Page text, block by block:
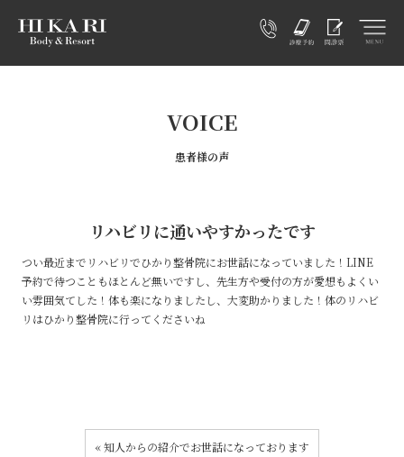
VOICE
患者様の声
リハビリに通いやすかったです
つい最近までリハビリでひかり整骨院にお世話になっていました！LINE
予約で待つこともほとんど無いですし、先生方や受付の方が愛想もよくい
い雰囲気てした！体も楽になりましたし、大変助かりました！体のリハビ
リはひかり整骨院に行ってくださいね
«知人からの紹介でお世話になっております